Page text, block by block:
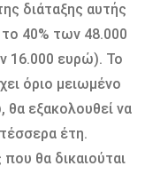
διάταξης αυτής
40% των 48.000
16.000 ευρώ). Το
όριο μειωμένο
εξακολουθεί να
έτη.
θα δικαιούται